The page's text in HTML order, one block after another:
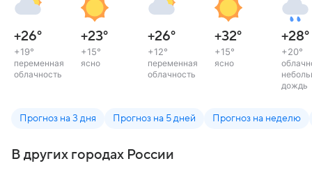
+26°
+19°
переменная
облачность
+23°
+15°
ясно
+26°
+12°
переменная
облачность
+32°
+15°
ясно
+28°
+20°
дождь
Прогноз на 3 дня Прогноз на 5 дней Прогноз на неделю
В других городах России